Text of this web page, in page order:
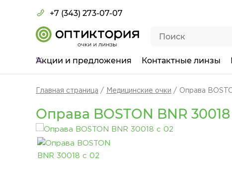
+7 (343) 273-07-07
Акции и предложения Контактные линзы
Главная страница Медицинские очки Оправа
Оправа BOSTON BNR